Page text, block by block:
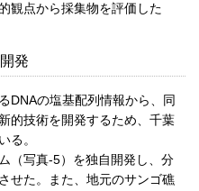
観点から採集物を評価した
発
DNAの塩基配列情報から、同
的技術を開発するため、千葉
る。
（写真-5）を独自開発し、分
せた。また、地元のサンゴ礁